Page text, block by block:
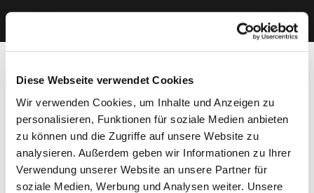
Diese Webseite verwendet Cookies
Wir verwenden Cookies, um Inhalte und Anzeigen zu
personalisieren, Funktionen für soziale Medien anbieten
zu können und die Zugriffe auf unsere Website zu
analysieren. Außerdem geben wir Informationen zu Ihrer
Verwendung unserer Website an unsere Partner für
soziale Medien, Werbung und Analysen weiter. Unsere